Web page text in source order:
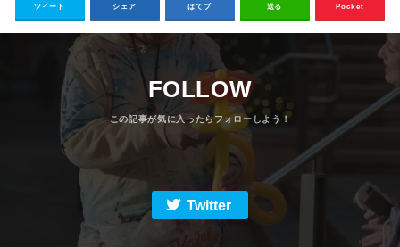
ツイート シェア はてブ 送る Pocket
FOLLOW
Twitter